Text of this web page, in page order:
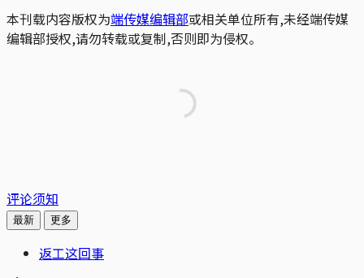
本刊载内容版权为端传媒编辑部或相关单位所有,未经端传媒
编辑部授权,请勿转载或复制,否则即为侵权。
评论须知
最新 更多
返工这回事